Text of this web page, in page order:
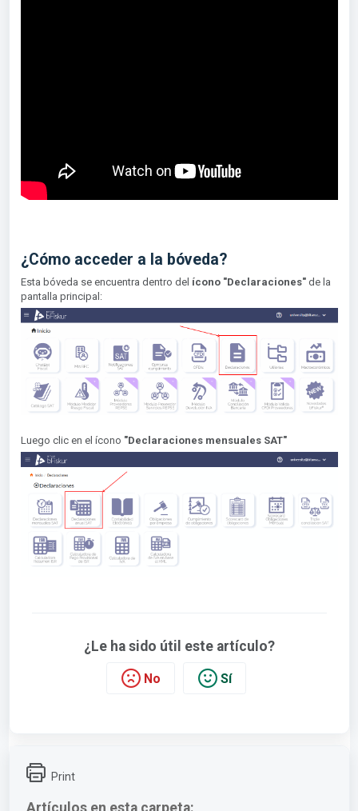
¿Cómo acceder a la bóveda?
Esta bóveda se encuentra dentro del ícono "Declaraciones"de la
pantalla principal:
Luego clic en el ícono "Declaraciones mensuales SAT"
¿Le ha sido útil este artículo?
No Sí
Print
Artículos en esta carpeta: